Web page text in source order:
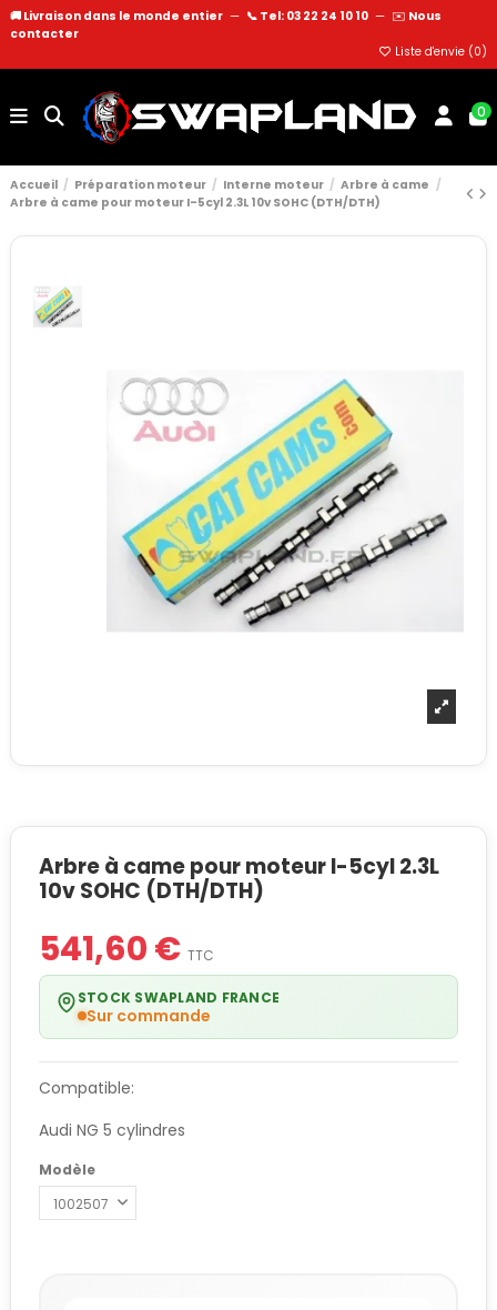
🚚 Livraison dans le monde entier — 📞 Tel: 03 22 24 10 10 — ✉️ Nous
contacter
Liste d'envie (0)
0
Accueil Préparation moteur Interne moteur
Arbre à came
Arbre à came pour moteur I-5cyl 2.3L 10v SOHC (DTH/DTH)
Arbre à came pour moteur I-5cyl 2.3L
10v SOHC (DTH/DTH)
541,60 € TTC
STOCK SWAPLAND FRANCE
Sur commande
Compatible:
Audi NG 5 cylindres
Modèle